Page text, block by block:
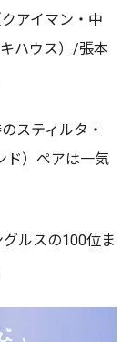
アイマン・中
ハウス）/張本
スティルタ・
ド）ペアは一気
ルスの100位ま